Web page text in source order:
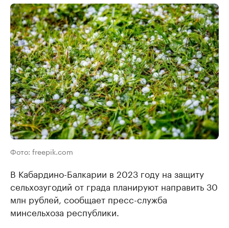
Фото: freepik.com
В Кабардино-Балкарии в 2023 году на защиту
сельхозугодий от града планируют направить 30
млн рублей, сообщает пресс-служба
минсельхоза республики.